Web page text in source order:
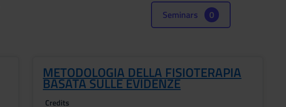
Seminars 0
METODOLOGIA DELLA FISIOTERAPIA
BASATA SULLE EVIDENZE
Credits